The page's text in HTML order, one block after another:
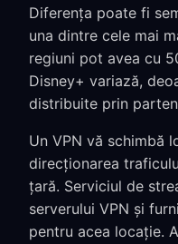
Diferența poate fi
una dintre cele mai
regiuni pot avea cu
Disney+ variază,
distribuite prin
Un VPN vă schimbă
direcționarea
țară. Serviciul de
serverului VPN și
pentru acea locație.